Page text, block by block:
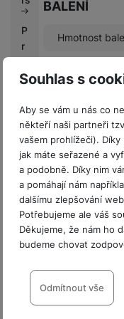
Souhlas s
Aby se vám u nás co
někteří naši partneři
vašem prohlížeči).
jak máte seřazené a
a podobně. Díky nim
a pomáhají nám
dalšímu zlepšování
Potřebujeme ale váš
Děkujeme, že nám ho
budeme chovat
Nastavení
cookies
Odmítnout vše
P
r
fi
m
y
V
ý
k
u
p
n
í
BALENÍ
Hmotnost
Výška balení
Obsah balení
Kryt
Hodnocení